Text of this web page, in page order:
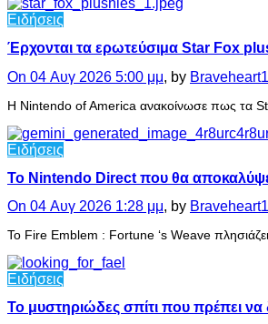
Ειδήσεις
Έρχονται τα ερωτεύσιμα Star Fox
On 04 Αυγ 2026 5:00 μμ, by
Η Nintendo of America ανακοίνωσε πως τα
Ειδήσεις
Το Nintendo Direct που θα
On 04 Αυγ 2026 1:28 μμ, by
Το Fire Emblem : Fortune ‘s Weave
Ειδήσεις
Το μυστηριώδες σπίτι που πρέπει